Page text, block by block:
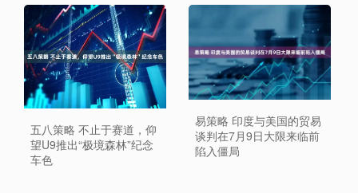
五八策略 不止于赛道，仰
望U9推出“极境森林”纪念
车色
易策略 印度与美国的贸易
谈判在7月9日大限来临前
陷入僵局